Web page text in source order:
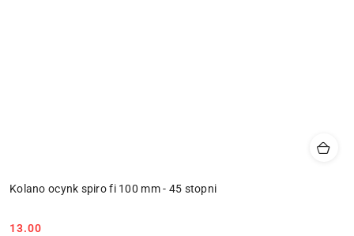
Kolano ocynk spiro fi 100 mm - 45 stopni
13.00